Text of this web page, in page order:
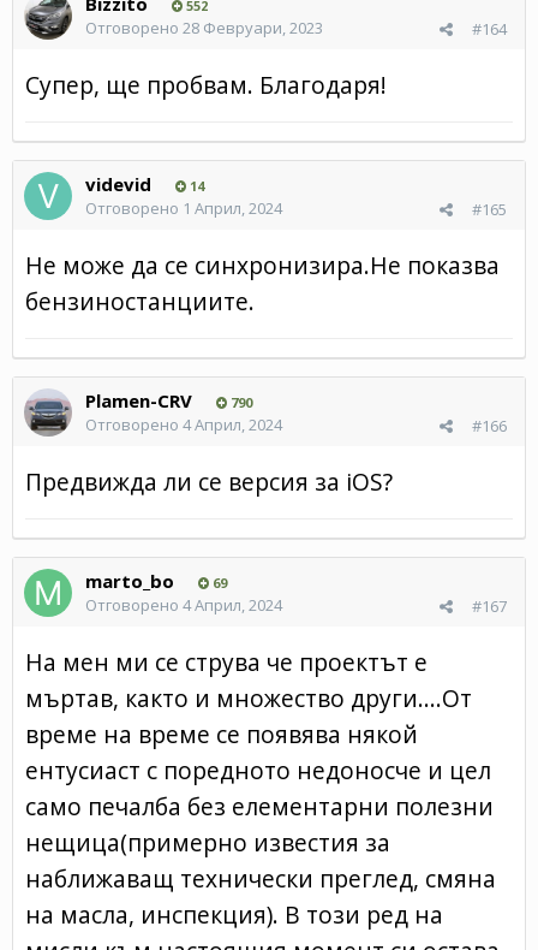
552
#164
Отговорено 28 Февруари, 2023
Супер, ще пробвам. Благодаря!
videvid 14
#165
Отговорено 1 Април, 2024
Не може да се синхронизира.Не показва
бензиностанциите.
Plamen-CRV 790
#166
Отговорено 4 Април, 2024
Предвижда ли се версия за iOS?
marto_bo 69
#167
Отговорено 4 Април, 2024
На мен ми се струва че проектът е
мъртав, както и множество други....От
време на време се появява някой
ентусиаст с поредното недоносче и цел
само печалба без елементарни полезни
нещица(примерно известия за
наближаващ технически преглед, смяна
на масла, инспекция). В този ред на